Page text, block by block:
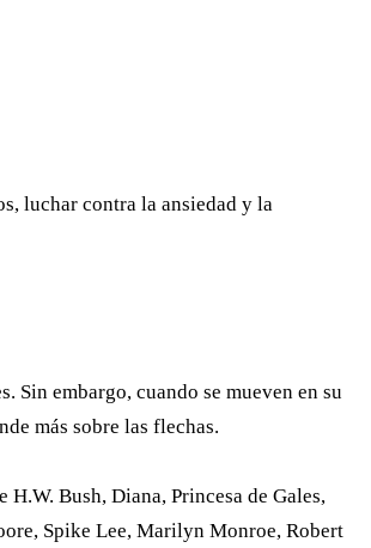
luchar contra la ansiedad y la
Sin embargo, cuando se mueven en su
más sobre las flechas.
Bush, Diana, Princesa de Gales,
Spike Lee, Marilyn Monroe, Robert